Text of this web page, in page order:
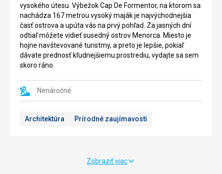
vysokého útesu. Výbežok Cap De Formentor, na ktorom sa
nachádza 167 metrou vysoký maják je najvýchodnejšia
časť ostrova a upúta vás na prvý pohľad. Za jasných dní
odtiaľ môžete vidieť susedný ostrov Menorca. Miesto je
hojne navštevované turistmy, a preto je lepšie, pokiaľ
dávate prednosť kľudnejšiemu prostrediu, vydajte sa sem
skoro ráno.
Nenáročné
Architektúra Prírodné zaujímavosti
bolo
označené
najkrajšie
Mallorke.
Môžete
navštíviť
reštauráciu
tradičnom
rozlohu
150
000m2.
Môžete
prehliadnúť
najrôznejšie
exotické
Zobraziť viac